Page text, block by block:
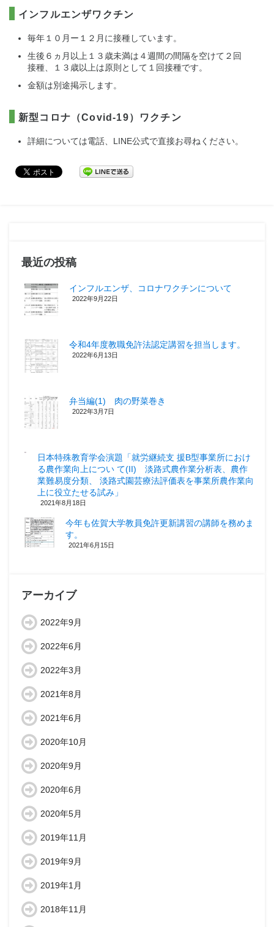
インフルエンザワクチン
毎年１０月ー１２月に接種しています。
生後６ヵ月以上１３歳未満は４週間の間隔を空けて２回
接種、１３歳以上は原則として１回接種です。
金額は別途掲示します。
新型コロナ（Covid-19）ワクチン
詳細については電話、LINE公式で直接お尋ねください。
最近の投稿
インフルエンザ、コロナワクチンについて
2022年9月22日
令和4年度教職免許法認定講習を担当します。
2022年6月13日
弁当編(1) 肉の野菜巻き
2022年3月7日
日本特殊教育学会演題「就労継続支 援B型事業所におけ
る農作業向上につい て(II) 淡路式農作業分析表、農作
業難易度分類、 淡路式園芸療法評価表を事業所農作業向
上に役立たせる試み」
2021年8月18日
今年も佐賀大学教員免許更新講習の講師を務めま
す。
2021年6月15日
アーカイブ
2022年9月
2022年6月
2022年3月
2021年8月
2021年6月
2020年10月
2020年9月
2020年6月
2020年5月
2019年11月
2019年9月
2019年1月
2018年11月